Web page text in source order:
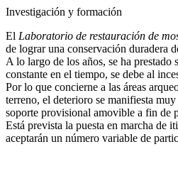
Investigación y formación
El Laboratorio de restauración de
de lograr una conservación duradera
A lo largo de los años, se ha
constante en el tiempo, se debe al
Por lo que concierne a las áreas
terreno, el deterioro se manifiesta
soporte provisional amovible a fin de
Está prevista la puesta en marcha de
aceptarán un número variable de